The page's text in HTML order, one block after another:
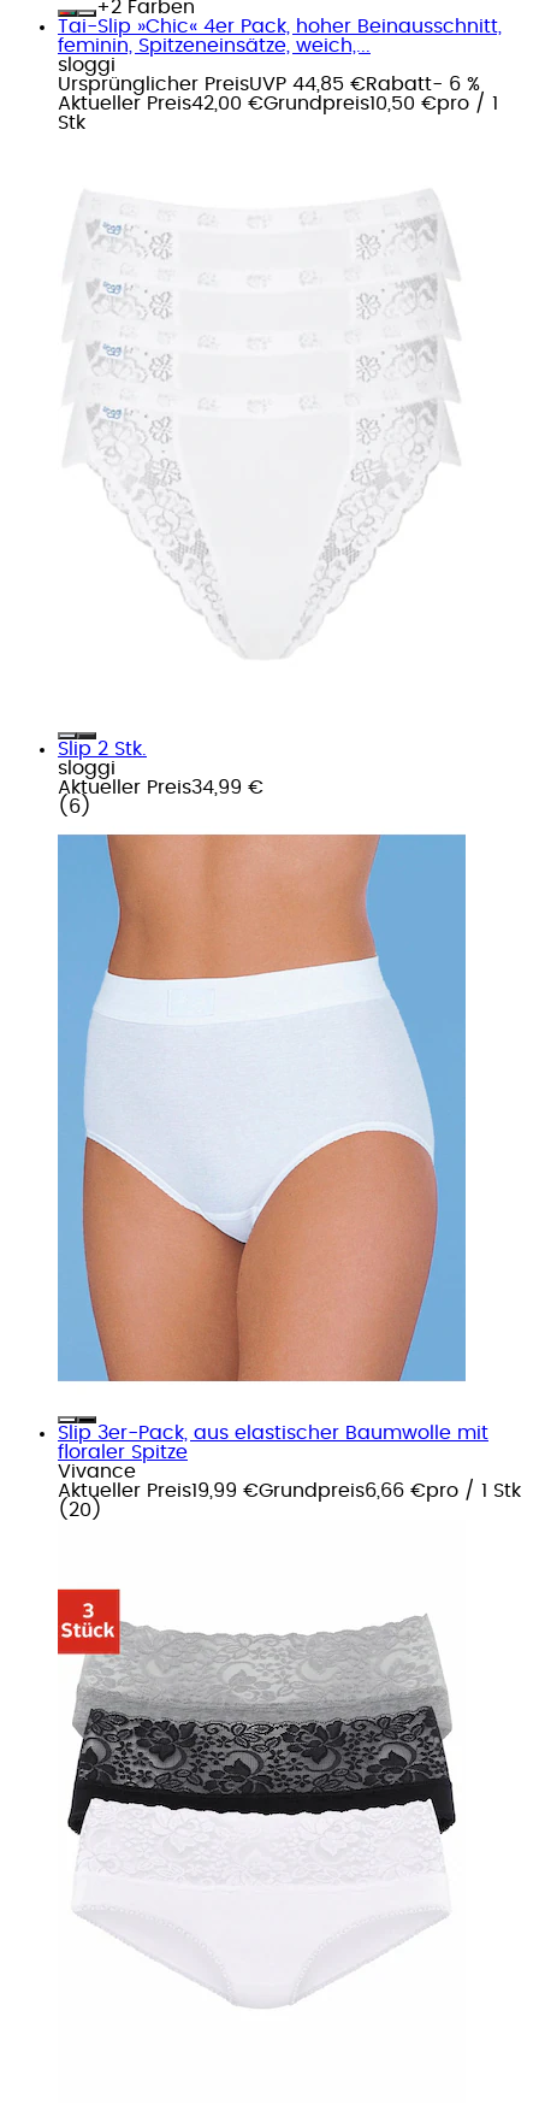
+
Farben
Tai-Slip »Chic« 4er Pack, hoher Beinausschnitt,
feminin, Spitzeneinsätze, weich,...
sloggi
Ursprünglicher PreisUVP 44,85 €Rabatt- 6 %
Aktueller Preis42,00 €Grundpreis10,50 €pro / 1
Stk
Slip 2 Stk.
sloggi
Aktueller Preis34,99 €
( 6 )
Slip 3er-Pack, aus elastischer Baumwolle mit
floraler Spitze
Vivance
Aktueller Preis19,99 €Grundpreis6,66 €pro / 1 Stk
( 20 )